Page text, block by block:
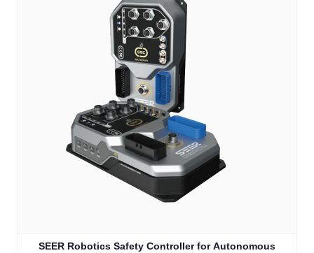
SEER Robotics Safety Controller for Autonomous